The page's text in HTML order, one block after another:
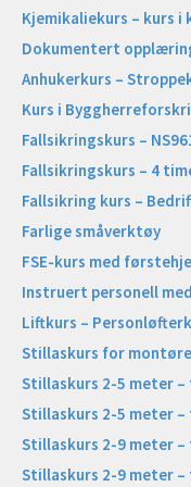
Kjemikaliekurs – kurs
Dokumentert
Anhukerkurs –
Kurs i
Fallsikringskurs –
Fallsikringskurs – 4
Fallsikring kurs –
Farlige småverktøy
FSE-kurs med
Instruert personell
Liftkurs –
Stillaskurs for
Stillaskurs 2-5 meter
Stillaskurs 2-5 meter
Stillaskurs 2-9 meter
Stillaskurs 2-9 meter